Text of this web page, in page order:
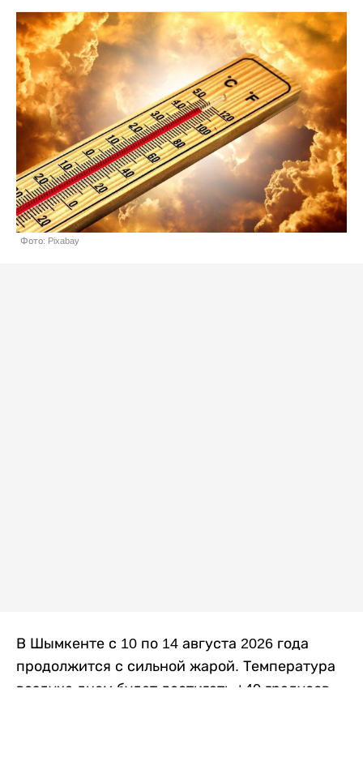
Фото: Pixabay
В Шымкенте с 10 по 14 августа 2026 года
продолжится с сильной жарой. Температура
воздуха днем будет достигать +40 градусов,